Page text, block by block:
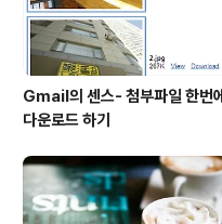
Gmail의 센스- 첨부파일 한번에
다운로드 하기